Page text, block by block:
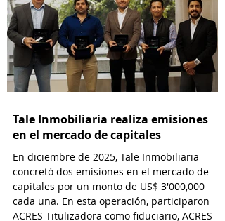
Tale Inmobiliaria realiza emisiones
en el mercado de capitales
En diciembre de 2025, Tale Inmobiliaria
concretó dos emisiones en el mercado de
capitales por un monto de US$ 3'000,000
cada una. En esta operación, participaron
ACRES Titulizadora como fiduciario, ACRES